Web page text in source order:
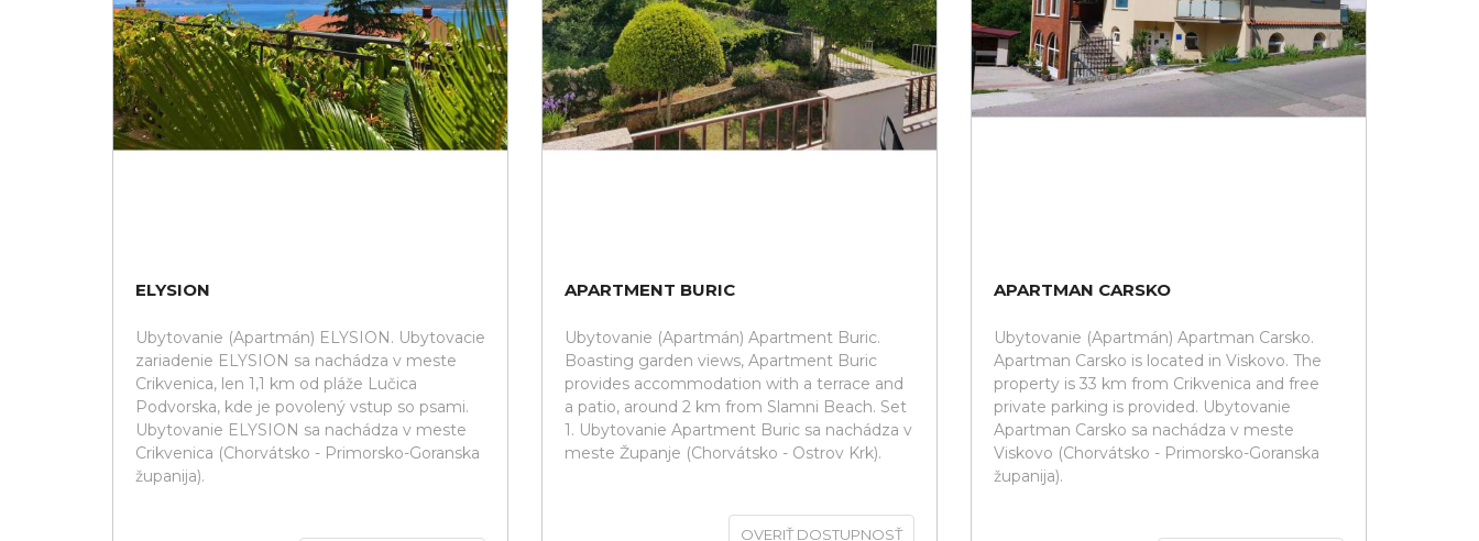
ELYSION
Ubytovanie (Apartmán) ELYSION. Ubytovacie
zariadenie ELYSION sa nachádza v meste
Crikvenica, len 1,1 km od pláže Lučica
Podvorska, kde je povolený vstup so psami.
Ubytovanie ELYSION sa nachádza v meste
Crikvenica (Chorvátsko - Primorsko-Goranska
županija).
APARTMENT BURIC
Ubytovanie (Apartmán) Apartment Buric.
Boasting garden views, Apartment Buric
provides accommodation with a terrace and
a patio, around 2 km from Slamni Beach. Set
1. Ubytovanie Apartment Buric sa nachádza v
meste Županje (Chorvátsko - Ostrov Krk).
OVERIŤ DOSTUPNOSŤ
APARTMAN CARSKO
Ubytovanie (Apartmán) Apartman Carsko.
Apartman Carsko is located in Viskovo. The
property is 33 km from Crikvenica and free
private parking is provided. Ubytovanie
Apartman Carsko sa nachádza v meste
Viskovo (Chorvátsko - Primorsko-Goranska
županija).